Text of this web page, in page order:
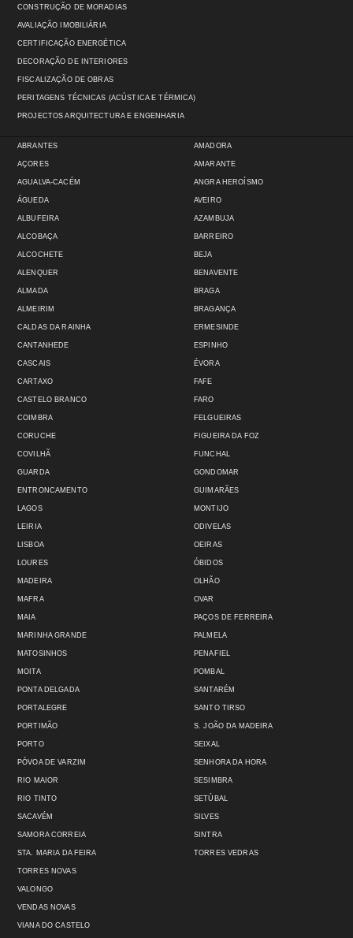
CONSTRUÇÃO DE MORADIAS
AVALIAÇÃO IMOBILIÁRIA
CERTIFICAÇÃO ENERGÉTICA
DECORAÇÃO DE INTERIORES
FISCALIZAÇÃO DE OBRAS
PERITAGENS TÉCNICAS (ACÚSTICA E TÉRMICA)
PROJECTOS ARQUITECTURA E ENGENHARIA
ABRANTES
AÇORES
AGUALVA-CACÉM
ÁGUEDA
ALBUFEIRA
ALCOBAÇA
ALCOCHETE
ALENQUER
ALMADA
ALMEIRIM
AMADORA
AMARANTE
ANGRA HEROÍSMO
AVEIRO
AZAMBUJA
BARREIRO
BEJA
BENAVENTE
BRAGA
BRAGANÇA
CALDAS DA RAINHA
CANTANHEDE
CASCAIS
CARTAXO
CASTELO BRANCO
COIMBRA
CORUCHE
COVILHÃ
GUARDA
ENTRONCAMENTO
ERMESINDE
ESPINHO
ÉVORA
FAFE
FARO
FELGUEIRAS
FIGUEIRA DA FOZ
FUNCHAL
GONDOMAR
GUIMARÃES
LAGOS
LEIRIA
LISBOA
LOURES
MADEIRA
MAFRA
MAIA
MARINHA GRANDE
MATOSINHOS
MOITA
MONTIJO
ODIVELAS
OEIRAS
ÓBIDOS
OLHÃO
OVAR
PAÇOS DE FERREIRA
PALMELA
PENAFIEL
POMBAL
PONTA DELGADA
PORTALEGRE
PORTIMÃO
PORTO
PÓVOA DE VARZIM
RIO MAIOR
RIO TINTO
SACAVÉM
SAMORA CORREIA
STA. MARIA DA FEIRA
SANTARÉM
SANTO TIRSO
S. JOÃO DA MADEIRA
SEIXAL
SENHORA DA HORA
SESIMBRA
SETÚBAL
SILVES
SINTRA
TORRES VEDRAS
TORRES NOVAS
VALONGO
VENDAS NOVAS
VIANA DO CASTELO